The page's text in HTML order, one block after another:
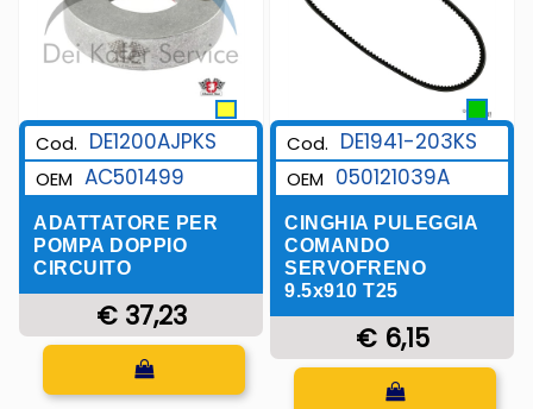
Cod. DE1200AJPKS
OEM AC501499
ADATTATORE PER
POMPA DOPPIO
CIRCUITO
€ 37,23
Quantità
Cod. DE1941-203KS
OEM 050121039A
CINGHIA PULEGGIA
COMANDO
SERVOFRENO
9.5x910 T25
€ 6,15
Quantità